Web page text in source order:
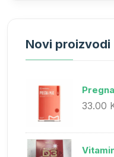
Novi proizvodi
33.00